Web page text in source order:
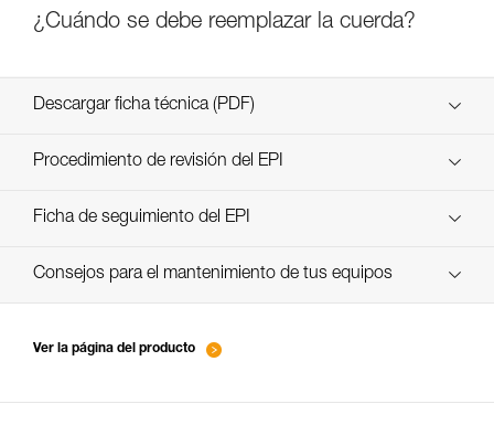
¿Cuándo se debe reemplazar la cuerda?
Descargar ficha técnica (PDF)
Technical Notice
Procedimiento de revisión del EPI
verif-EPI-cordes-procedure-ES
Ficha de seguimiento del EPI
verif-EPI-cordes-suivi- ES
Consejos para el mantenimiento de tus equipos
Ver la página del producto